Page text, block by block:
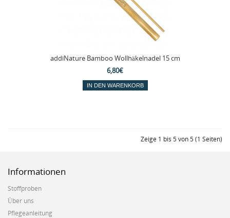
addiNature Bamboo Wollhäkelnadel 15 cm
6,80€
Zeige 1 bis 5 von 5 (1 Seiten)
Informationen
Stoffproben
Über uns
Pflegeanleitung